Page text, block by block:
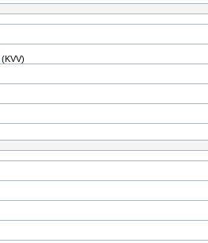
(KVV)